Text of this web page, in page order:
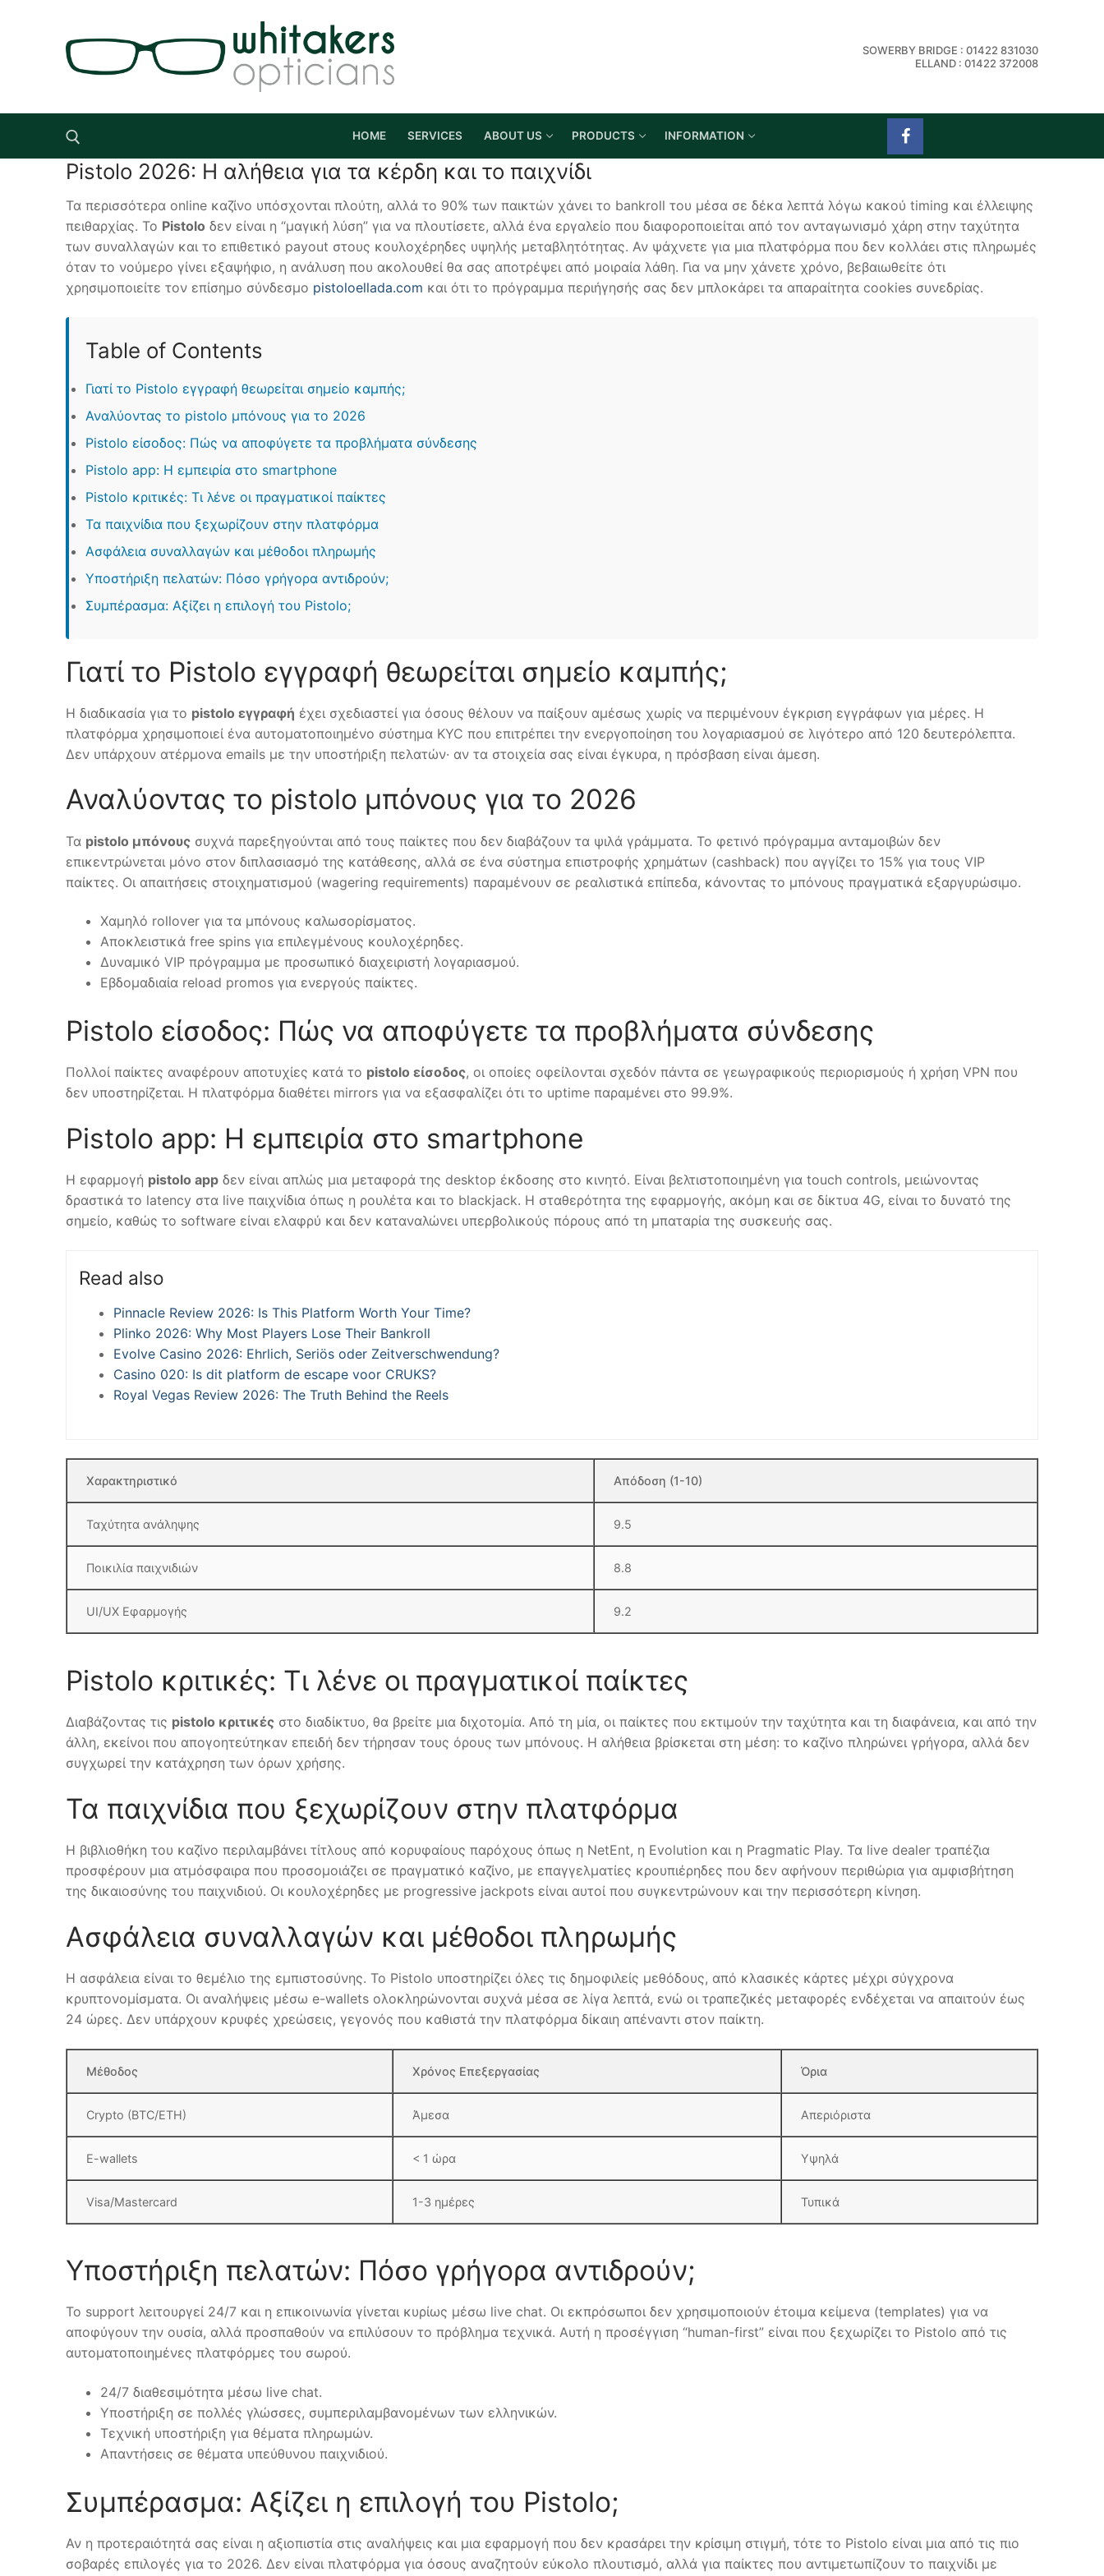
SOWERBY BRIDGE : 01422 831030
ELLAND : 01422 372008
Search for:
HOME SERVICES ABOUT US PRODUCTS INFORMATION
Pistolo 2026: Η αλήθεια για τα κέρδη και το παιχνίδι
Τα περισσότερα online καζίνο υπόσχονται πλούτη, αλλά το 90% των παικτών χάνει το bankroll του μέσα σε δέκα λεπτά λόγω κακού timing και έλλειψης
πειθαρχίας. Το Pistolo δεν είναι η “μαγική λύση” για να πλουτίσετε, αλλά ένα εργαλείο που διαφοροποιείται από τον ανταγωνισμό χάρη στην ταχύτητα
των συναλλαγών και το επιθετικό payout στους κουλοχέρηδες υψηλής μεταβλητότητας. Αν ψάχνετε για μια πλατφόρμα που δεν κολλάει στις πληρωμές
όταν το νούμερο γίνει εξαψήφιο, η ανάλυση που ακολουθεί θα σας αποτρέψει από μοιραία λάθη. Για να μην χάνετε χρόνο, βεβαιωθείτε ότι
χρησιμοποιείτε τον επίσημο σύνδεσμο pistoloellada.com και ότι το πρόγραμμα περιήγησής σας δεν μπλοκάρει τα απαραίτητα cookies συνεδρίας.
Table of Contents
Γιατί το Pistolo εγγραφή θεωρείται σημείο καμπής;
Αναλύοντας το pistolo μπόνους για το 2026
Pistolo είσοδος: Πώς να αποφύγετε τα προβλήματα σύνδεσης
Pistolo app: Η εμπειρία στο smartphone
Pistolo κριτικές: Τι λένε οι πραγματικοί παίκτες
Τα παιχνίδια που ξεχωρίζουν στην πλατφόρμα
Ασφάλεια συναλλαγών και μέθοδοι πληρωμής
Υποστήριξη πελατών: Πόσο γρήγορα αντιδρούν;
Συμπέρασμα: Αξίζει η επιλογή του Pistolo;
Γιατί το Pistolo εγγραφή θεωρείται σημείο καμπής;
Η διαδικασία για το pistolo εγγραφή έχει σχεδιαστεί για όσους θέλουν να παίξουν αμέσως χωρίς να περιμένουν έγκριση εγγράφων για μέρες. Η
πλατφόρμα χρησιμοποιεί ένα αυτοματοποιημένο σύστημα KYC που επιτρέπει την ενεργοποίηση του λογαριασμού σε λιγότερο από 120 δευτερόλεπτα.
Δεν υπάρχουν ατέρμονα emails με την υποστήριξη πελατών· αν τα στοιχεία σας είναι έγκυρα, η πρόσβαση είναι άμεση.
Αναλύοντας το pistolo μπόνους για το 2026
Τα pistolo μπόνους συχνά παρεξηγούνται από τους παίκτες που δεν διαβάζουν τα ψιλά γράμματα. Το φετινό πρόγραμμα ανταμοιβών δεν
επικεντρώνεται μόνο στον διπλασιασμό της κατάθεσης, αλλά σε ένα σύστημα επιστροφής χρημάτων (cashback) που αγγίζει το 15% για τους VIP
παίκτες. Οι απαιτήσεις στοιχηματισμού (wagering requirements) παραμένουν σε ρεαλιστικά επίπεδα, κάνοντας το μπόνους πραγματικά εξαργυρώσιμο.
Χαμηλό rollover για τα μπόνους καλωσορίσματος.
Αποκλειστικά free spins για επιλεγμένους κουλοχέρηδες.
Δυναμικό VIP πρόγραμμα με προσωπικό διαχειριστή λογαριασμού.
Εβδομαδιαία reload promos για ενεργούς παίκτες.
Pistolo είσοδος: Πώς να αποφύγετε τα προβλήματα σύνδεσης
Πολλοί παίκτες αναφέρουν αποτυχίες κατά το pistolo είσοδος, οι οποίες οφείλονται σχεδόν πάντα σε γεωγραφικούς περιορισμούς ή χρήση VPN που
δεν υποστηρίζεται. Η πλατφόρμα διαθέτει mirrors για να εξασφαλίζει ότι το uptime παραμένει στο 99.9%.
Pistolo app: Η εμπειρία στο smartphone
Η εφαρμογή pistolo app δεν είναι απλώς μια μεταφορά της desktop έκδοσης στο κινητό. Είναι βελτιστοποιημένη για touch controls, μειώνοντας
δραστικά το latency στα live παιχνίδια όπως η ρουλέτα και το blackjack. Η σταθερότητα της εφαρμογής, ακόμη και σε δίκτυα 4G, είναι το δυνατό της
σημείο, καθώς το software είναι ελαφρύ και δεν καταναλώνει υπερβολικούς πόρους από τη μπαταρία της συσκευής σας.
Read also
Pinnacle Review 2026: Is This Platform Worth Your Time?
Plinko 2026: Why Most Players Lose Their Bankroll
Evolve Casino 2026: Ehrlich, Seriös oder Zeitverschwendung?
Casino 020: Is dit platform de escape voor CRUKS?
Royal Vegas Review 2026: The Truth Behind the Reels
Χαρακτηριστικό Απόδοση (1-10)
Ταχύτητα ανάληψης 9.5
Ποικιλία παιχνιδιών 8.8
UI/UX Εφαρμογής 9.2
Pistolo κριτικές: Τι λένε οι πραγματικοί παίκτες
Διαβάζοντας τις pistolo κριτικές στο διαδίκτυο, θα βρείτε μια διχοτομία. Από τη μία, οι παίκτες που εκτιμούν την ταχύτητα και τη διαφάνεια, και από την
άλλη, εκείνοι που απογοητεύτηκαν επειδή δεν τήρησαν τους όρους των μπόνους. Η αλήθεια βρίσκεται στη μέση: το καζίνο πληρώνει γρήγορα, αλλά δεν
συγχωρεί την κατάχρηση των όρων χρήσης.
Τα παιχνίδια που ξεχωρίζουν στην πλατφόρμα
Η βιβλιοθήκη του καζίνο περιλαμβάνει τίτλους από κορυφαίους παρόχους όπως η NetEnt, η Evolution και η Pragmatic Play. Τα live dealer τραπέζια
προσφέρουν μια ατμόσφαιρα που προσομοιάζει σε πραγματικό καζίνο, με επαγγελματίες κρουπιέρηδες που δεν αφήνουν περιθώρια για αμφισβήτηση
της δικαιοσύνης του παιχνιδιού. Οι κουλοχέρηδες με progressive jackpots είναι αυτοί που συγκεντρώνουν και την περισσότερη κίνηση.
Ασφάλεια συναλλαγών και μέθοδοι πληρωμής
Η ασφάλεια είναι το θεμέλιο της εμπιστοσύνης. Το Pistolo υποστηρίζει όλες τις δημοφιλείς μεθόδους, από κλασικές κάρτες μέχρι σύγχρονα
κρυπτονομίσματα. Οι αναλήψεις μέσω e-wallets ολοκληρώνονται συχνά μέσα σε λίγα λεπτά, ενώ οι τραπεζικές μεταφορές ενδέχεται να απαιτούν έως
24 ώρες. Δεν υπάρχουν κρυφές χρεώσεις, γεγονός που καθιστά την πλατφόρμα δίκαιη απέναντι στον παίκτη.
Μέθοδος Χρόνος Επεξεργασίας Όρια
Crypto (BTC/ETH) Άμεσα Απεριόριστα
E-wallets < 1 ώρα Υψηλά
Visa/Mastercard 1-3 ημέρες Τυπικά
Υποστήριξη πελατών: Πόσο γρήγορα αντιδρούν;
Το support λειτουργεί 24/7 και η επικοινωνία γίνεται κυρίως μέσω live chat. Οι εκπρόσωποι δεν χρησιμοποιούν έτοιμα κείμενα (templates) για να
αποφύγουν την ουσία, αλλά προσπαθούν να επιλύσουν το πρόβλημα τεχνικά. Αυτή η προσέγγιση “human-first” είναι που ξεχωρίζει το Pistolo από τις
αυτοματοποιημένες πλατφόρμες του σωρού.
24/7 διαθεσιμότητα μέσω live chat.
Υποστήριξη σε πολλές γλώσσες, συμπεριλαμβανομένων των ελληνικών.
Τεχνική υποστήριξη για θέματα πληρωμών.
Απαντήσεις σε θέματα υπεύθυνου παιχνιδιού.
Συμπέρασμα: Αξίζει η επιλογή του Pistolo;
Αν η προτεραιότητά σας είναι η αξιοπιστία στις αναλήψεις και μια εφαρμογή που δεν κρασάρει την κρίσιμη στιγμή, τότε το Pistolo είναι μια από τις πιο
σοβαρές επιλογές για το 2026. Δεν είναι πλατφόρμα για όσους αναζητούν εύκολο πλουτισμό, αλλά για παίκτες που αντιμετωπίζουν το παιχνίδι με